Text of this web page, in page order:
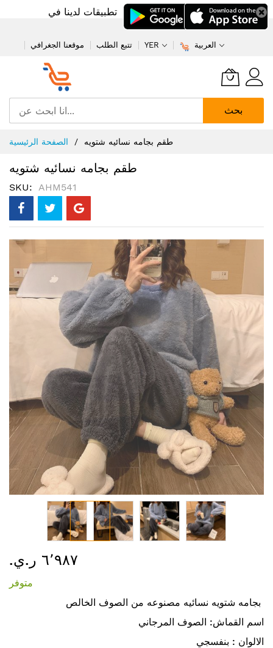
تطبيقات لدينا في
موقعنا الجغرافي تتبع الطلب YER العربية
بحث
إلى
الصفحة الرئيسية طقم بجامه نسائيه شتويه
طقم بجامه نسائيه شتويه
SKU AHM541
انتقل
النهاية
معرض
الصور
إلى
معرض
٦٬٩٨٧ ر.ي.‏
متوفر
اسم القماش: الصوف المرجاني
الالوان : بنفسجي